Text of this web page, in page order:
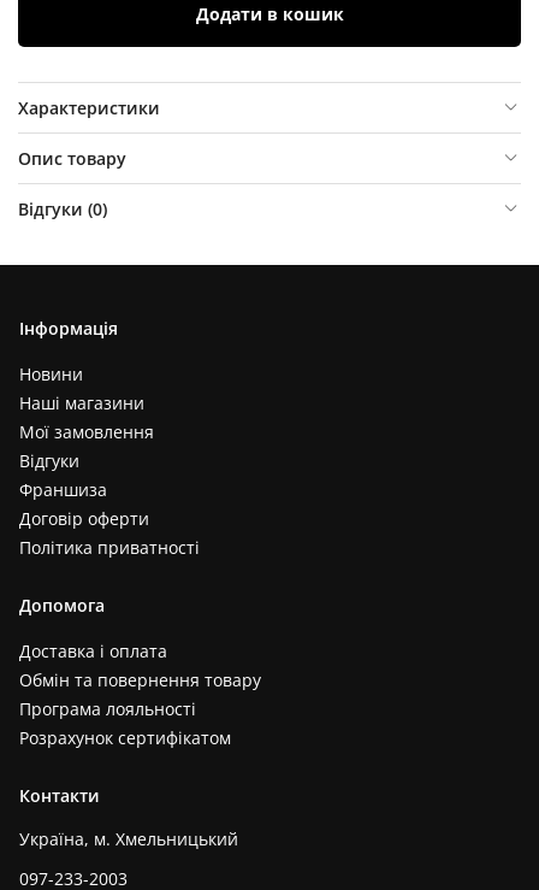
Додати в кошик
Характеристики
Опис товару
Відгуки (0)
Інформація
Новини
Наші магазини
Мої замовлення
Відгуки
Франшиза
Договір оферти
Політика приватності
Допомога
Доставка і оплата
Обмін та повернення товару
Програма лояльності
Розрахунок сертифікатом
Контакти
Україна, м. Хмельницький
097-233-2003